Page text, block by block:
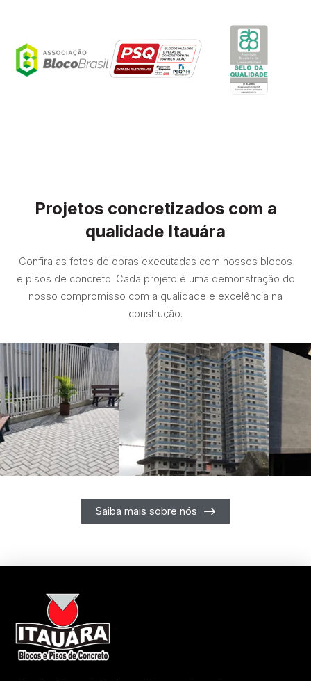
Projetos concretizados com a
qualidade Itauára
Confira as fotos de obras executadas com nossos blocos
e pisos de concreto. Cada projeto é uma demonstração do
nosso compromisso com a qualidade e excelência na
construção.
Saiba mais sobre nós